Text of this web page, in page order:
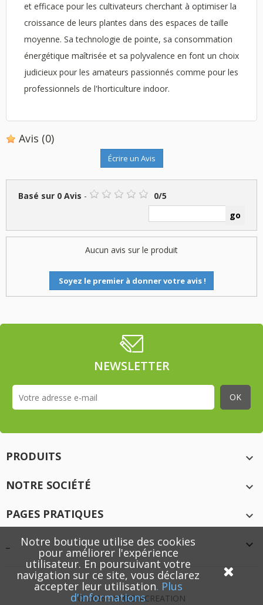
et efficace pour les cultivateurs cherchant à optimiser la
croissance de leurs plantes dans des espaces de taille
moyenne. Sa technologie de pointe, sa consommation
énergétique maîtrisée et sa polyvalence en font un choix
judicieux pour les amateurs passionnés comme pour les
professionnels de l'horticulture indoor.
Avis (0)
Écrire un Avis
Basé sur 0 Avis - 0/5
Aucun avis sur le produit
Soyez le premier à donner votre avis !
NEWSLETTER
PRODUITS

NOTRE SOCIÉTÉ

PAGES PRATIQUES


Notre boutique utilise des cookies
pour améliorer l'expérience
utilisateur. En poursuivant votre
navigation sur ce site, vous déclarez
accepter leur utilisation. Plus
d'informations
© 2026 - XMEDIACREATION